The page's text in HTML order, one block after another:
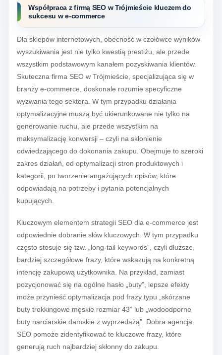
Współpraca z firmą SEO w Trójmieście kluczem do
sukcesu w e-commerce
Dla sklepów internetowych, obecność w czołówce wyników
wyszukiwania jest nie tylko kwestią prestiżu, ale przede
wszystkim podstawowym kanałem pozyskiwania klientów.
Skuteczna firma SEO w Trójmieście, specjalizująca się w
branży e-commerce, doskonale rozumie specyficzne
wyzwania tego sektora. W tym przypadku działania
optymalizacyjne muszą być ukierunkowane nie tylko na
generowanie ruchu, ale przede wszystkim na
maksymalizację konwersji – czyli na skłonienie
odwiedzającego do dokonania zakupu. Obejmuje to szeroki
zakres działań, od optymalizacji stron produktowych i
kategorii, po tworzenie angażujących opisów, które
odpowiadają na potrzeby i pytania potencjalnych
kupujących.
Kluczowym elementem strategii SEO dla e-commerce jest
odpowiednie dobranie słów kluczowych. W tym przypadku
często stosuje się tzw. „long-tail keywords”, czyli dłuższe,
bardziej szczegółowe frazy, które wskazują na konkretną
intencję zakupową użytkownika. Na przykład, zamiast
pozycjonować się na ogólne hasło „buty”, lepsze efekty
może przynieść optymalizacja pod frazy typu „skórzane
buty trekkingowe męskie rozmiar 43” lub „wodoodporne
buty narciarskie damskie z wyprzedażą”. Dobra agencja
SEO pomoże zidentyfikować te kluczowe frazy, które
generują ruch najbardziej skłonny do zakupu.